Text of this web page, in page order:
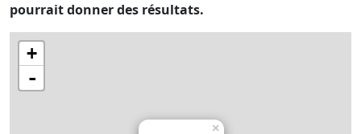
pourrait donner des résultats.
×
+
-